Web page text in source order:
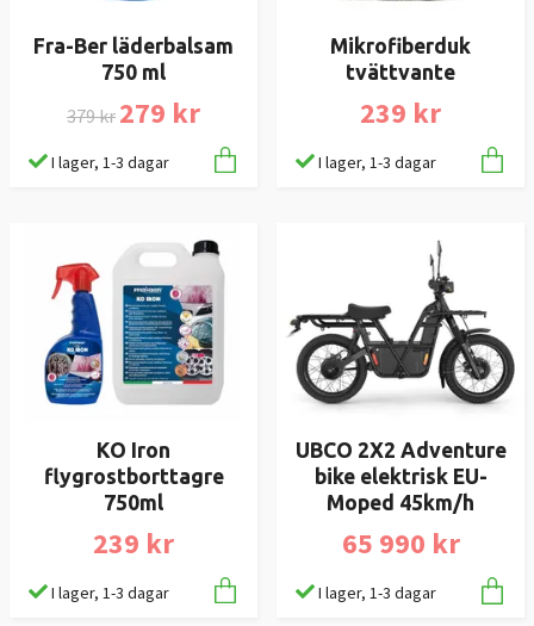
Fra-Ber läderbalsam
750 ml
379 kr 279 kr
I lager, 1-3 dagar
Mikrofiberduk
tvättvante
239 kr
I lager, 1-3 dagar
KO Iron
flygrostborttagre
750ml
239 kr
I lager, 1-3 dagar
UBCO 2X2 Adventure
bike elektrisk EU-
Moped 45km/h
65 990 kr
I lager, 1-3 dagar